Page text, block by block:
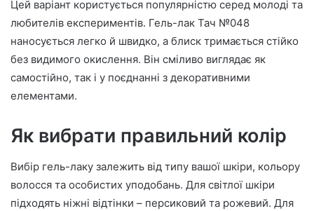
Цей варіант користується популярністю серед молоді та
любителів експериментів. Гель-лак Тач №048
наносується легко й швидко, а блиск тримається стійко
без видимого окислення. Він сміливо виглядає як
самостійно, так і у поєднанні з декоративними
елементами.
Як вибрати правильний колір
Вибір гель-лаку залежить від типу вашої шкіри, кольору
волосся та особистих уподобань. Для світлої шкіри
підходять ніжні відтінки – персиковий та рожевий. Для